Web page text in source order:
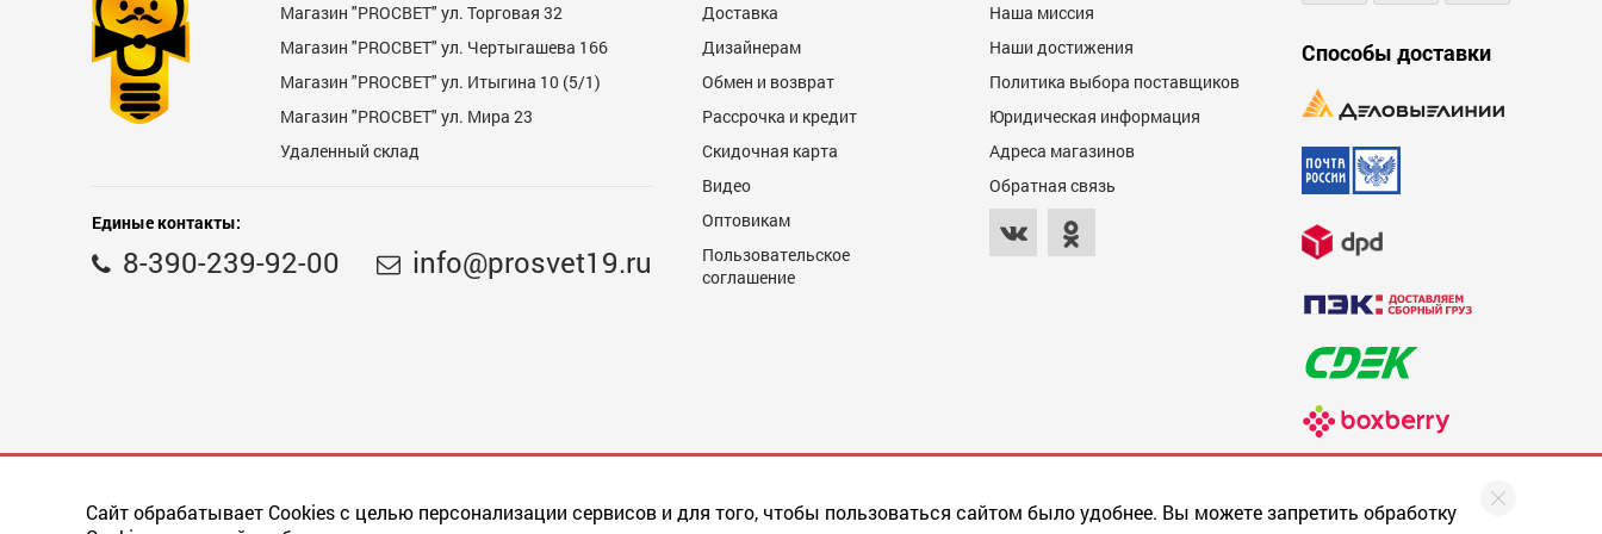
Сайт обрабатывает Cookies с целью персонализации сервисов и для того, чтобы пользоваться сайтом было удобнее. Вы можете запретить обработку
Магазин "PROСВЕТ" ул. Торговая 32
Магазин "PROCBET" ул. Чертыгашева 166
Магазин "PROCBET" ул. Итыгина 10 (5/1)
Магазин "PROСВЕТ" ул. Мира 23
Удаленный склад
Единые контакты:
8-390-239-92-00 info@prosvet19.ru
Доставка
Дизайнерам
Обмен и возврат
Рассрочка и кредит
Скидочная карта
Видео
Оптовикам
Пользовательское
соглашение
Наша миссия
Наши достижения
Политика выбора поставщиков
Юридическая информация
Адреса магазинов
Обратная связь
Способы доставки